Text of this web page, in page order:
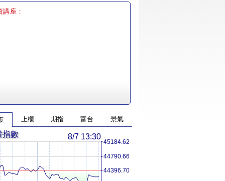
講座：
上櫃 期指 富台 景氣
8/7 13:30
指數
44396.70
44790.66
45184.62